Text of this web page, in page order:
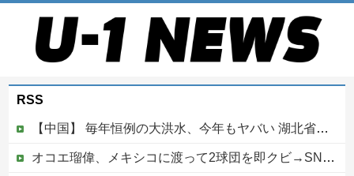
RSS
【中国】 毎年恒例の大洪水、今年もヤバい 湖北省秭帰県で山洪水が市街地を直撃、工場浸水・車両が次々流される
オコエ瑠偉、メキシコに渡って2球団を即クビ→SNS更新が3ヶ月間止まって消息不明に